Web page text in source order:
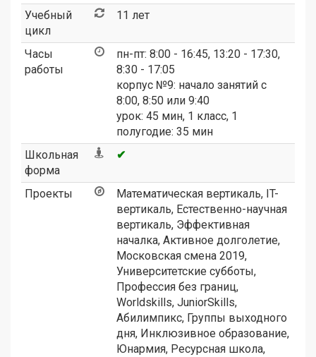
Учебный
цикл
11 лет
Часы
работы
пн-пт: 8:00 - 16:45, 13:20 - 17:30,
8:30 - 17:05
корпус №9: начало занятий с
8:00, 8:50 или 9:40
урок: 45 мин, 1 класс, 1
полугодие: 35 мин
Школьная
форма
✔
Проекты Математическая вертикаль, IT-
вертикаль, Естественно-научная
вертикаль, Эффективная
началка, Активное долголетие,
Московская смена 2019,
Университетские субботы,
Профессия без границ,
Worldskills, JuniorSkills,
Абилимпикс, Группы выходного
дня, Инклюзивное образование,
Юнармия, Ресурсная школа,